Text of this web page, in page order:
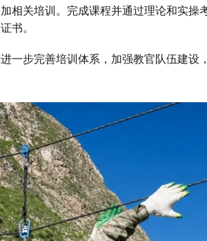
相关培训。完成课程并通过理论和实操
书。
一步完善培训体系，加强教官队伍建设